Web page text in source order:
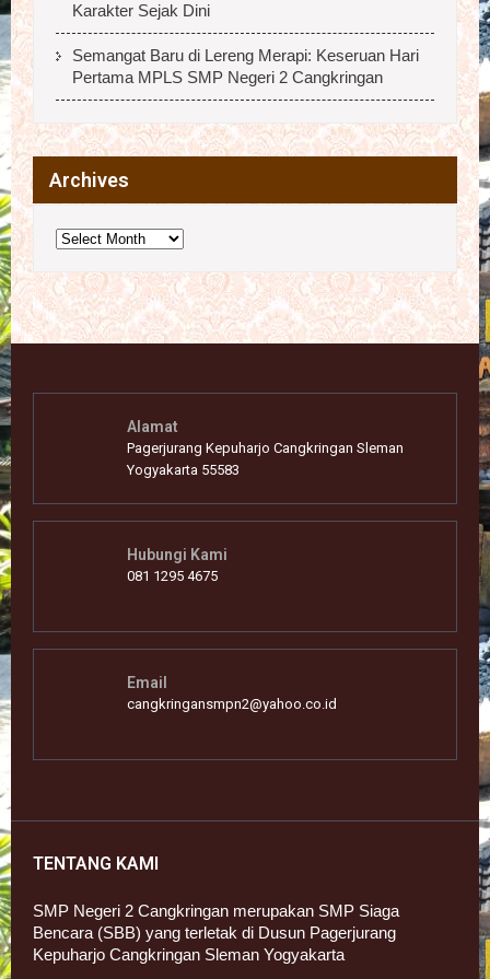
Karakter Sejak Dini
Semangat Baru di Lereng Merapi: Keseruan Hari
Pertama MPLS SMP Negeri 2 Cangkringan
Archives
Archives
Alamat
Pagerjurang Kepuharjo Cangkringan Sleman
Yogyakarta 55583
Hubungi Kami
081 1295 4675
Email
cangkringansmpn2@yahoo.co.id
TENTANG KAMI
SMP Negeri 2 Cangkringan merupakan SMP Siaga
Bencara (SBB) yang terletak di Dusun Pagerjurang
Kepuharjo Cangkringan Sleman Yogyakarta